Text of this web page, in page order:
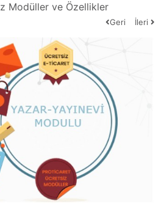
Modüller ve Özellikler
Geri İleri